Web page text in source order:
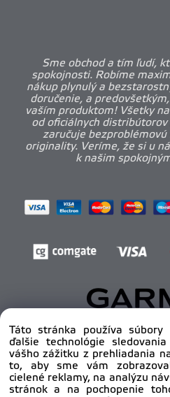
Sme obchod a tím ľudí,
spokojnosti. Robíme
nákup plynulý a
doručenie, a
vaším produktom! Všetky
od oficiálnych distribútorov
zaručuje
originality. Veríme, že si u
k našim
Copyright © 2012 - 2025
reserved |
Táto stránka používa
ďalšie technológie
vášho zážitku z prehliadania
to, aby sme vám
cielené reklamy, na analýzu
stránok a na pochopenie